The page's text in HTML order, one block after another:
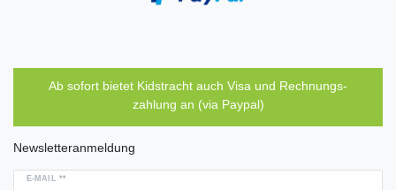
Ab sofort bietet Kidstracht auch Visa und Rechnungs-
zahlung an (via Paypal)
Newsletteranmeldung
E-MAIL **